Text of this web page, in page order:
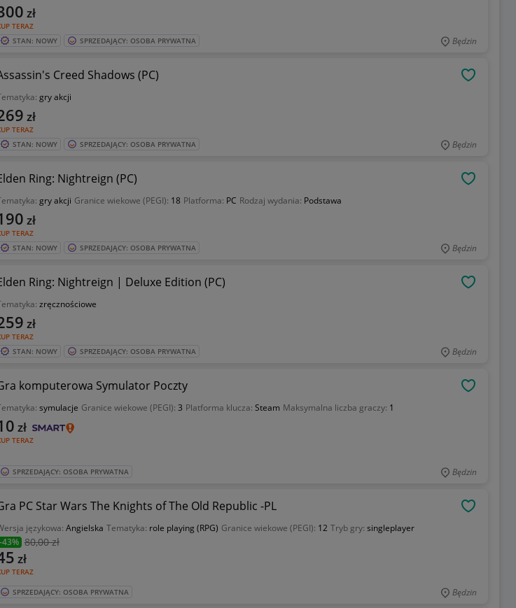
TERAZ
zł
STAN: NOWY SPRZEDAJĄCY: OSOBA PRYWATNA Będzin
Creed Shadows (PC)
gry akcji
TERAZ
zł
STAN: NOWY SPRZEDAJĄCY: OSOBA PRYWATNA Będzin
Ring: Nightreign (PC)
gry akcji Granice wiekowe (PEGI): 18 Platforma: PC Rodzaj wydania: Podstawa
TERAZ
zł
STAN: NOWY SPRZEDAJĄCY: OSOBA PRYWATNA Będzin
Ring: Nightreign | Deluxe Edition (PC)
zręcznościowe
TERAZ
zł
STAN: NOWY SPRZEDAJĄCY: OSOBA PRYWATNA Będzin
komputerowa Symulator Poczty
symulacje Granice wiekowe (PEGI): 3 Platforma klucza: Steam Maksymalna liczba graczy: 1
TERAZ
zł
SPRZEDAJĄCY: OSOBA PRYWATNA Będzin
PC Star Wars The Knights of The Old Republic -PL
językowa: Angielska Tematyka: role playing (RPG) Granice wiekowe (PEGI): 12 Tryb gry: singleplayer
-43% 80,00 zł
TERAZ
zł
SPRZEDAJĄCY: OSOBA PRYWATNA Będzin